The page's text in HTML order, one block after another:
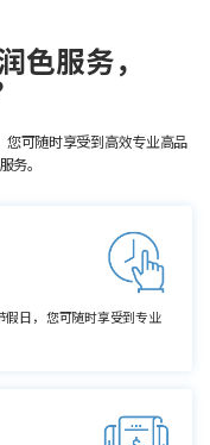
色服务，
可随时享受到高效专业高品
务。
日， 您可随时享受到专业